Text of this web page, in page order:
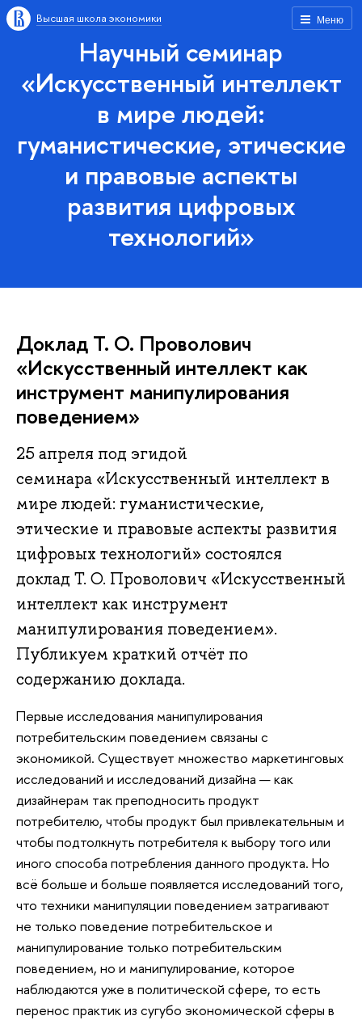
Меню
Высшая школа экономики
Научный семинар
«Искусственный интеллект
в мире людей:
гуманистические, этические
и правовые аспекты
развития цифровых
технологий»
Доклад Т. О. Проволович
«Искусственный интеллект как
инструмент манипулирования
поведением»
25 апреля под эгидой
семинара «Искусственный интеллект в
мире людей: гуманистические,
этические и правовые аспекты развития
цифровых технологий» состоялся
доклад Т. О. Проволович «Искусственный
интеллект как инструмент
манипулирования поведением».
Публикуем краткий отчёт по
содержанию доклада.
Первые исследования манипулирования
потребительским поведением связаны с
экономикой. Существует множество маркетинговых
исследований и исследований дизайна — как
дизайнерам так преподносить продукт
потребителю, чтобы продукт был привлекательным и
чтобы подтолкнуть потребителя к выбору того или
иного способа потребления данного продукта. Но
всё больше и больше появляется исследований того,
что техники манипуляции поведением затрагивают
не только поведение потребительское и
манипулирование только потребительским
поведением, но и манипулирование, которое
наблюдаются уже в политической сфере, то есть
перенос практик из сугубо экономической сферы в